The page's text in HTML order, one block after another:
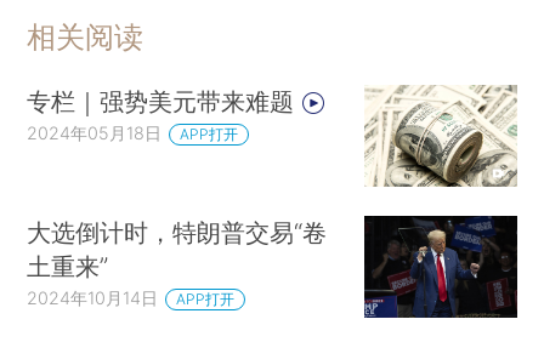
相关阅读
专栏｜强势美元带来难题
2024年05月18日 APP打开
大选倒计时，特朗普交易“卷
土重来”
2024年10月14日 APP打开